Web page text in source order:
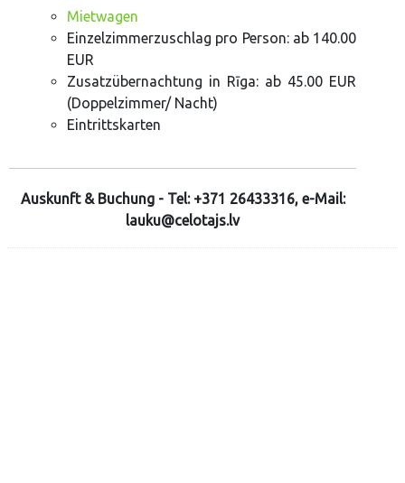
Mietwagen
Einzelzimmerzuschlag pro Person: ab 140.00
EUR
Zusatzübernachtung in Rīga: ab 45.00 EUR
(Doppelzimmer/ Nacht)
Eintrittskarten
Auskunft & Buchung - Tel: +371 26433316, e-Mail:
lauku@celotajs.lv